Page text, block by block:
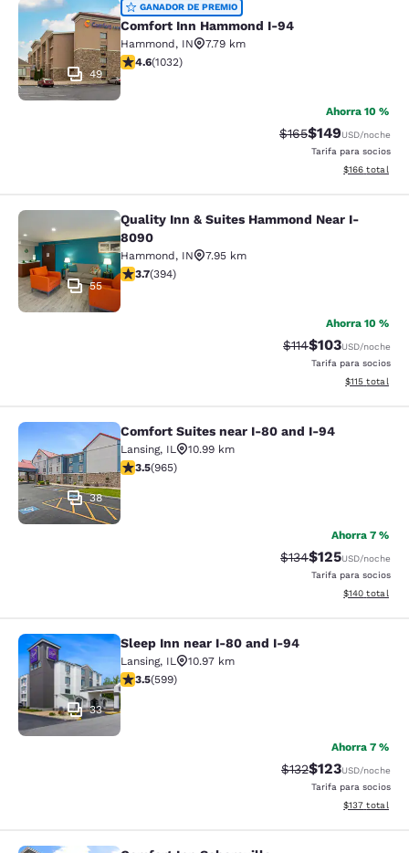
Comfort Inn Hammond I-94
49
GANADOR DE PREMIO
Comfort Inn Hammond I-94
Hammond, IN
7.79 km
Calificación de 4.56 estrellas. Excelente. 1032 reseñas
4.6(1032)
Ahorra 10 %
Tarifa tachada:
$165Tarifa reducida:
$149USD/noche
Tarifa para socios
Ver detalles
$166 total
Quality Inn & Suites Hammond
55
Quality Inn & Suites Hammond Near I-
8090
Hammond, IN
7.95 km
Calificación de 3.71 estrellas. Bueno. 394 reseñas
3.7(394)
Ahorra 10 %
Tarifa tachada:
$114Tarifa reducida:
$103USD/noche
Tarifa para socios
Ver detalles
$115 total
Comfort Suites near I-80 and I-94
38
Comfort Suites near I-80 and I-94
Lansing, IL
10.99 km
Calificación de 3.5 estrellas. Bueno. 965 reseñas
3.5(965)
Ahorra 7 %
Tarifa tachada:
$134Tarifa reducida:
$125USD/noche
Tarifa para socios
Ver detalles
$140 total
Sleep Inn near I-80 and I-94
33
Sleep Inn near I-80 and I-94
Lansing, IL
10.97 km
Calificación de 3.54 estrellas. Bueno. 599 reseñas
3.5(599)
Ahorra 7 %
Tarifa tachada:
$132Tarifa reducida:
$123USD/noche
Tarifa para socios
Ver detalles
$137 total